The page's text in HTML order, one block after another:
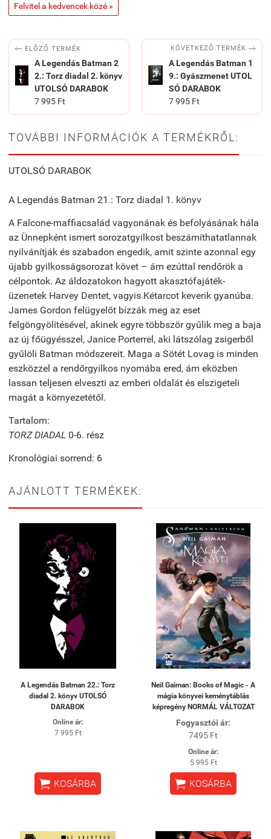
Felvitel a kedvencek közé »
 ELŐZŐ TERMÉK
A Legendás Batman 2
2.: Torz diadal 2. könyv
UTOLSÓ DARABOK
7 995 Ft
KÖVETKEZŐ TERMÉK 
A Legendás Batman 1
9.: Gyászmenet UTOL
SÓ DARABOK
7 995 Ft
TOVÁBBI INFORMÁCIÓK A TERMÉKRŐL:
UTOLSÓ DARABOK
A Legendás Batman 21.: Torz diadal 1. könyv
A Falcone-maffiacsalád vagyonának és befolyásának hála
az Ünnepként ismert sorozatgyilkost beszámíthatatlannak
nyilvánítják és szabadon engedik, amit szinte azonnal egy
újabb gyilkosságsorozat követ – ám ezúttal rendőrök a
célpontok. Az áldozatokon hagyott akasztófajáték-
üzenetek Harvey Dentet, vagyis Kétarcot keverik gyanúba.
James Gordon felügyelőt bízzák meg az eset
felgöngyölítésével, akinek egyre többször gyűlik meg a baja
az új főügyésszel, Janice Porterrel, aki látszólag zsigerből
gyűlöli Batman módszereit. Maga a Sötét Lovag is minden
eszközzel a rendőrgyilkos nyomába ered, ám eközben
lassan teljesen elveszti az emberi oldalát és elszigeteli
magát a környezetétől.
Tartalom:
TORZ DIADAL 0-6. rész
Kronológiai sorrend: 6
AJÁNLOTT TERMÉKEK:
A Legendás Batman 22.: Torz
diadal 2. könyv UTOLSÓ
DARABOK
Online ár:
7 995 Ft
 KOSÁRBA
Neil Gaiman: Books of Magic - A
mágia könyvei keménytáblás
képregény NORMÁL VÁLTOZAT
Fogyasztói ár:
7495 Ft
Online ár:
5 995 Ft
 KOSÁRBA